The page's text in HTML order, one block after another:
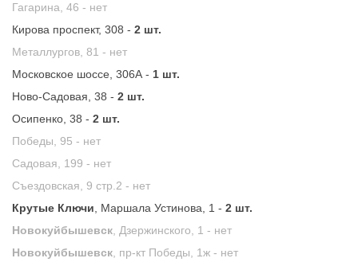
Гагарина, 46 - нет
Кирова проспект, 308 - 2 шт.
Металлургов, 81 - нет
Московское шоссе, 306А - 1 шт.
Ново-Садовая, 38 - 2 шт.
Осипенко, 38 - 2 шт.
Победы, 95 - нет
Садовая, 199 - нет
Съездовская, 9 стр.2 - нет
Крутые Ключи , Маршала Устинова, 1 - 2 шт.
Новокуйбышевск , Дзержинского, 1 - нет
Новокуйбышевск , пр-кт Победы, 1ж - нет